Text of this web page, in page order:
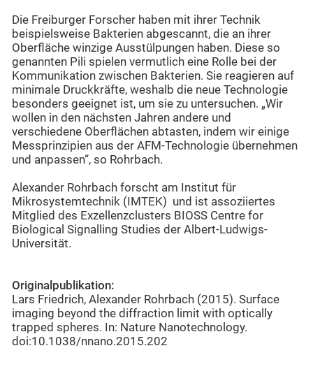
Die Freiburger Forscher haben mit ihrer Technik
beispielsweise Bakterien abgescannt, die an ihrer
Oberfläche winzige Ausstülpungen haben. Diese so
genannten Pili spielen vermutlich eine Rolle bei der
Kommunikation zwischen Bakterien. Sie reagieren auf
minimale Druckkräfte, weshalb die neue Technologie
besonders geeignet ist, um sie zu untersuchen. „Wir
wollen in den nächsten Jahren andere und
verschiedene Oberflächen abtasten, indem wir einige
Messprinzipien aus der AFM-Technologie übernehmen
und anpassen“, so Rohrbach.
Alexander Rohrbach forscht am Institut für
Mikrosystemtechnik (IMTEK) und ist assoziiertes
Mitglied des Exzellenzclusters BIOSS Centre for
Biological Signalling Studies der Albert-Ludwigs-
Universität.
Originalpublikation:
Lars Friedrich, Alexander Rohrbach (2015). Surface
imaging beyond the diffraction limit with optically
trapped spheres. In: Nature Nanotechnology.
doi:10.1038/nnano.2015.202